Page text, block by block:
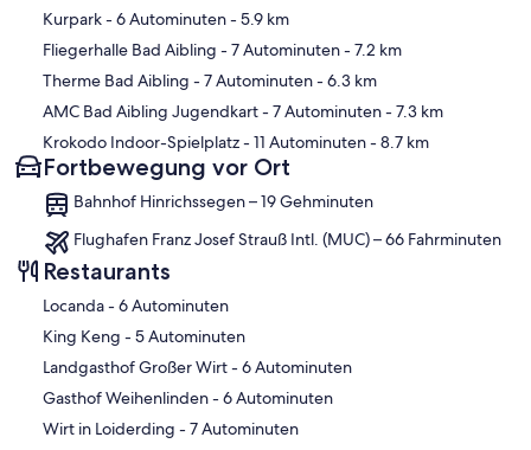
Karte
Kurpark- 6 Autominuten- 5.9 km
Fliegerhalle Bad Aibling - 7 Autominuten- 7.2 km
Therme Bad Aibling - 7 Autominuten- 6.3 km
AMC Bad Aibling Jugendkart- 7 Autominuten- 7.3 km
Krokodo Indoor-Spielplatz- 11 Autominuten- 8.7 km
Fortbewegung vor Ort
Bahnhof Hinrichssegen – 19 Gehminuten
Flughafen Franz Josef Strauß Intl. (MUC) – 66 Fahrminuten
Restaurants
‪Locanda - ‬6 Autominuten
‪King Keng - ‬5 Autominuten
‪Landgasthof Großer Wirt - ‬6 Autominuten
‪Gasthof Weihenlinden - ‬6 Autominuten
‪Wirt in Loiderding - ‬7 Autominuten